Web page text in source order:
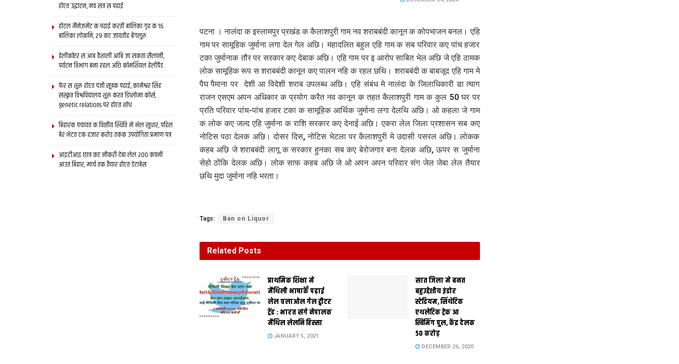
पटना । नालंदा क इस्लामपुर प्रखंड क कैलाशपुरी गाम नव शराबबंदी कानून क कोपभाजन बनल। एहि
गाम पर सामूहिक जुर्माना लगा देल गेल अछि। महादलित बहुल एहि गाम क सब परिवार कए पांच हजार
टका जुर्मानाक तौर पर सरकार कए देबाक अछि। एहि गाम पर इ आरोप साबित भेल अछि जे एहि ठामक
लोक सामूहिक रूप स शराबबंदी कानून कए पालन नहि क रहल छथि। शराबबंदी क बाबजूद एहि गाम मे
पैघ पैमाना पर देशी आ विदेशी शराब उपलब्ध अछि। एहि संबंध मे नालंदा के जिलाधिकारी डा त्याग
राजन एसएम अपन अधिकार क प्रयोग करैत नव कानून क तहत कैलाशपुरी गाम क कुल 50 घर पर
प्रति परिवार पांच-पांच हजार टका क सामूहिक आर्थिक जुर्माना लगा देलथि अछि। ओ कहला जे गाम
क लोक कए जल्द एहि जुर्माना क राशि सरकार कए देनाई अछि। एकरा लेल जिला प्रशासन सब कए
नोटिस पठा देलक अछि। दोसर दिस, नोटिस भेटला पर कैलाशपुरी मे उदासी पसरल अछि। लोकक
कहब अछि जे शराबबंदी लागू क सरकार हुनका सब कए बेरोजगार बना देलक अछि, ऊपर स जुर्माना
सेहो ठोंकि देलक अछि। लोक साफ कहब अछि जे ओ अपन अपन परिवार संग जेल जेबा लेल तैयार
छथि मुदा जुर्माना नहि भरता।
Tags: Ban on Liquor
Related Posts
प्राथमिक शि‍क्षा मे
मैथि‍ली भाषाकेँ पढ़ाई
लेल चलाओल गेल ट्वीटर
ट्रेंड : भारत संगे नेपालक
मैथिल लेलनि हिस्सा
JANUARY 5, 2021
सात जिला मे बनत
बहुउद्देशीय इंडोर
स्‍टेडि‍यम, सिंथेटिक
एथलेटिक ट्रेक आ
स्विमिंग पुल, केंद्र देलक
50 करोड़
DECEMBER 26, 2020
होएत उद्घाटन, नव सत्र स पढाई
होटल मैनेजमेंट क पढ़ाई करती बालिका गृह क 16
बालिका लोकनि, 29 कए जायतीह बेंगलुरु
हेलीकॉप्टर स आब वैशाली आबि जा सकता सैलानी,
पर्यटन विभाग बना रहल अछि कॉमर्शियल हेलीपैड
फेर स शुरू होएत पंजी सूत्रक पढाई, कामेश्वर सिंह
संस्कृत विश्वविद्यालय शुरू करत डिप्लोमा कोर्स,
genetic relations पर होएत शोध
बिहारक पंचायत क वित्‍तीय स्थिति मे भेल सुधार, पहिल
बेर भेटत एक हजार करोड़ तकक उपयोगिता प्रमाण पत्र
आइटीआइ छात्र कए नौकरी देबा लेल 200 कंपनी
आउत बिहार, मार्च तक तैयार होएत डेटाबेस